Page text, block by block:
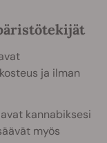
ja ilman
kannabiksesi
myös